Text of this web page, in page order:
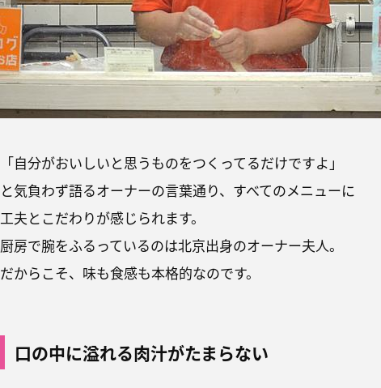
「自分がおいしいと思うものをつくってるだけですよ」
と気負わず語るオーナーの言葉通り、すべてのメニューに
工夫とこだわりが感じられます。
厨房で腕をふるっているのは北京出身のオーナー夫人。
だからこそ、味も食感も本格的なのです。
口の中に溢れる肉汁がたまらない